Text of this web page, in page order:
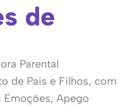
de
Parental
de Pais e Filhos, com
Apego